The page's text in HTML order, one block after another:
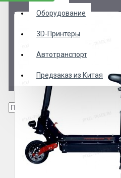
Оборудование
3D-Принтеры
Автотранспорт
Предзаказ из Китая